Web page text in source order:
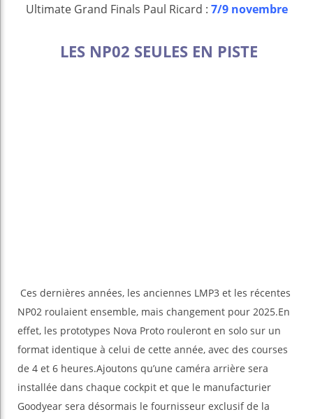
Ultimate Grand Finals Paul Ricard : 7/9 novembre
LES NP02 SEULES EN PISTE
Ces dernières années, les anciennes LMP3 et les récentes
NP02 roulaient ensemble, mais changement pour 2025.En
effet, les prototypes Nova Proto rouleront en solo sur un
format identique à celui de cette année, avec des courses
de 4 et 6 heures.Ajoutons qu’une caméra arrière sera
installée dans chaque cockpit et que le manufacturier
Goodyear sera désormais le fournisseur exclusif de la